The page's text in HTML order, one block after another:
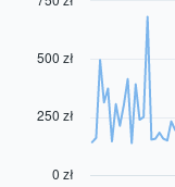
91
data
Następujący
pokazuje,
0 zł
250 zł
500 zł